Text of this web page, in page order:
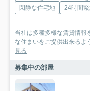
閑静な住宅地
24時間
当社は多種多様な賃貸情報
な住まいをご提供出来るよ
見る
募集中の部屋